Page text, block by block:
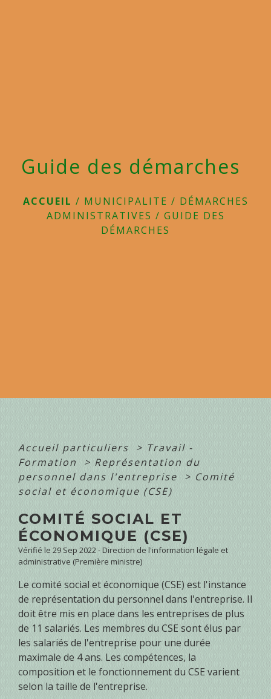
Guide des démarches
ACCUEIL / MUNICIPALITE / DÉMARCHES
ADMINISTRATIVES / GUIDE DES
DÉMARCHES
Accueil particuliers > Travail -
Formation
> Représentation du
personnel dans l'entreprise
> Comité
social et économique (CSE)
COMITÉ SOCIAL ET
ÉCONOMIQUE (CSE)
Vérifié le 29 Sep 2022 - Direction de l'information légale et
administrative (Première ministre)
Le comité social et économique (CSE) est l'instance
de représentation du personnel dans l'entreprise. Il
doit être mis en place dans les entreprises de plus
de 11 salariés. Les membres du CSE sont élus par
les salariés de l'entreprise pour une durée
maximale de 4 ans. Les compétences, la
composition et le fonctionnement du CSE varient
selon la taille de l'entreprise.